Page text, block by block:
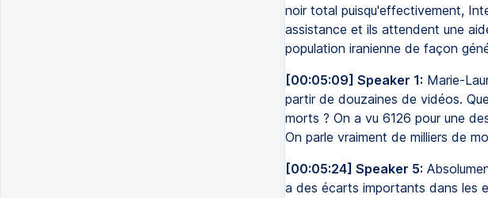
noir total puisqu'effectivement,
assistance et ils attendent une
population iranienne de façon
[00:05:09] Speaker 1: Marie-
partir de douzaines de vidéos.
morts ? On a vu 6126 pour une
On parle vraiment de milliers de
[00:05:24] Speaker 5:
a des écarts importants dans les